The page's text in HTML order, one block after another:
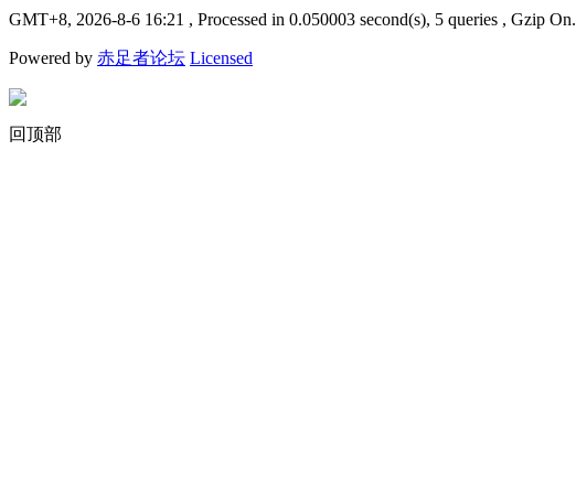
GMT+8, 2026-8-6 16:21 , Processed in 0.050003 second(s), 5 queries , Gzip On.
Powered by 赤足者论坛 Licensed
回顶部